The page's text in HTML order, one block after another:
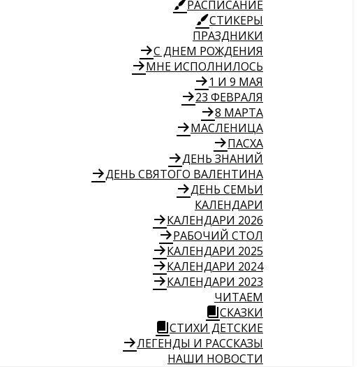
РАСПИСАНИЕ
СТИКЕРЫ
ПРАЗДНИКИ
С ДНЕМ РОЖДЕНИЯ
МНЕ ИСПОЛНИЛОСЬ
1 И 9 МАЯ
23 ФЕВРАЛЯ
8 МАРТА
МАСЛЕНИЦА
ПАСХА
ДЕНЬ ЗНАНИЙ
ДЕНЬ СВЯТОГО ВАЛЕНТИНА
ДЕНЬ СЕМЬИ
КАЛЕНДАРИ
КАЛЕНДАРИ 2026
РАБОЧИЙ СТОЛ
КАЛЕНДАРИ 2025
КАЛЕНДАРИ 2024
КАЛЕНДАРИ 2023
ЧИТАЕМ
СКАЗКИ
СТИХИ ДЕТСКИЕ
ЛЕГЕНДЫ И РАССКАЗЫ
НАШИ НОВОСТИ